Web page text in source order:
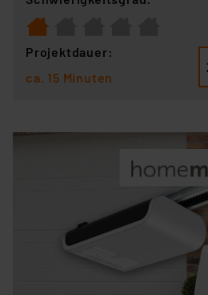
Projektdauer:
ca. 15 Minuten